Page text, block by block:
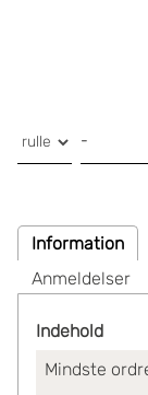
-
Information
Anmeldelser
Indehold
Mindste